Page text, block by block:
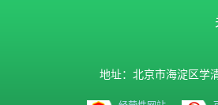
地址：北京市海淀区学